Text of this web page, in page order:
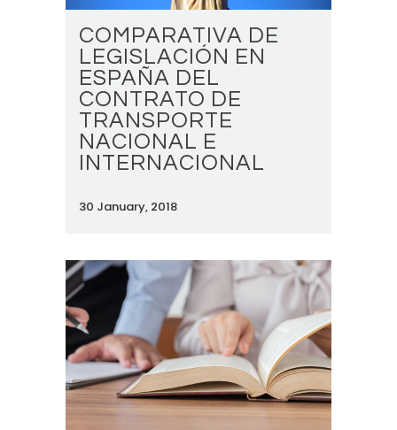
COMPARATIVA DE
LEGISLACIÓN EN
ESPAÑA DEL
CONTRATO DE
TRANSPORTE
NACIONAL E
INTERNACIONAL
30 January, 2018